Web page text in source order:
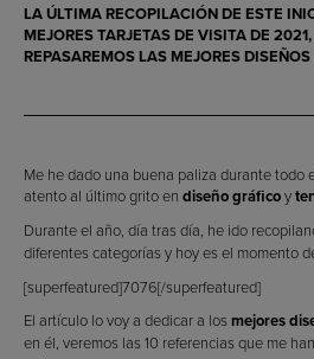
LA ÚLTIMA RECOPILACIÓN DE ESTE
MEJORES TARJETAS DE VISITA DE 2021
REPASAREMOS LAS MEJORES
Me he dado una buena paliza durante todo
atento al último grito en diseño gráficoy
Durante el año, día tras día, he ido
diferentes categorías y hoy es el momento
[superfeatured]7076[/superfeatured]
El artículo lo voy a dedicar a los mejores
en él, veremos las 10 referencias que me